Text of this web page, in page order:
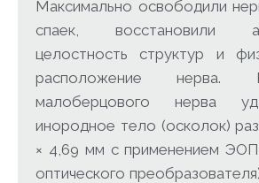
Максимально освободили
спаек, восстановили
целостность структур и
расположение нерва.
малоберцового нерва
инородное тело (осколок)
× 4,69 мм с применением
оптического